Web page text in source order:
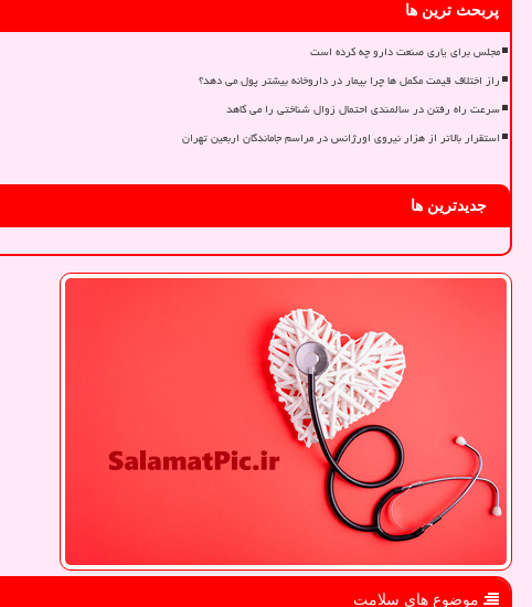
پربحث ترین ها
مجلس برای یاری صنعت دارو چه کرده است
راز اختلاف قیمت مکمل ها چرا بیمار در داروخانه بیشتر پول می دهد؟
سرعت راه رفتن در سالمندی احتمال زوال شناختی را می کاهد
استقرار بالاتر از هزار نیروی اورژانس در مراسم جاماندگان اربعین تهران
جدیدترین ها
موضوع های سلامت